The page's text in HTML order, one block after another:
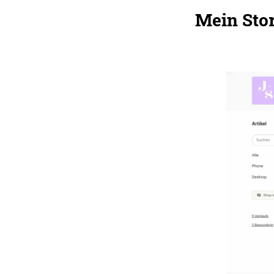
Mein